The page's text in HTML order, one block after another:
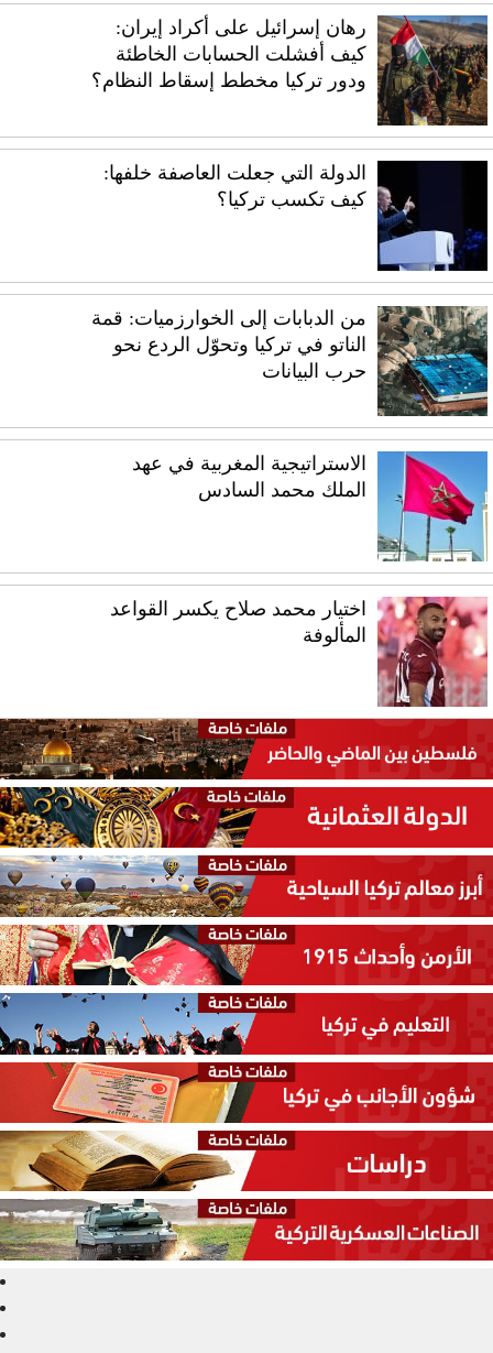
رهان إسرائيل على أكراد إيران:
كيف أفشلت الحسابات الخاطئة
ودور تركيا مخطط إسقاط النظام؟
الدولة التي جعلت العاصفة خلفها:
كيف تكسب تركيا؟
من الدبابات إلى الخوارزميات: قمة
الناتو في تركيا وتحوّل الردع نحو
حرب البيانات
الاستراتيجية المغربية في عهد
الملك محمد السادس
اختيار محمد صلاح يكسر القواعد
المألوفة